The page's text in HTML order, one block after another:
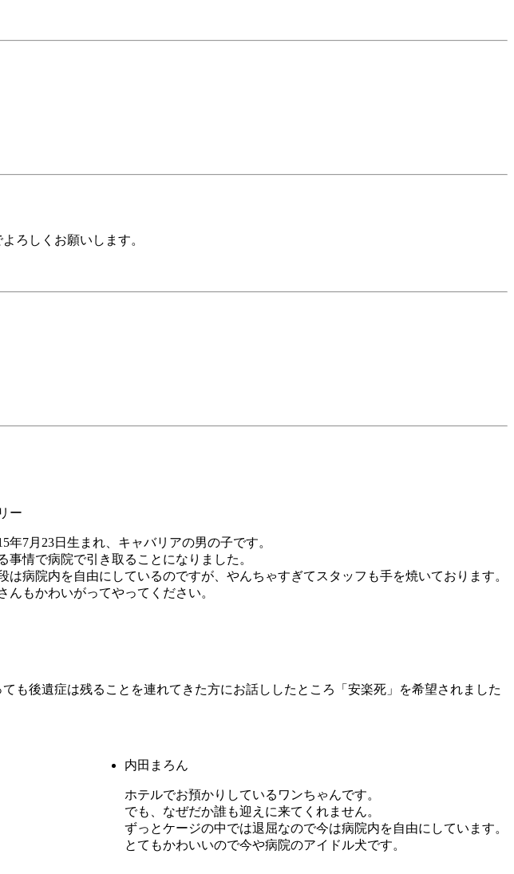
ろしくお願いします。
ー
年7月23日生まれ、キャバリアの男の子です。
事情で病院で引き取ることになりました。
は病院内を自由にしているのですが、やんちゃすぎてスタッフも手を焼いております。
んもかわいがってやってください。
も後遺症は残ることを連れてきた方にお話ししたところ「安楽死」を希望されました
内田まろん
ホテルでお預かりしているワンちゃんです。
でも、なぜだか誰も迎えに来てくれません。
ずっとケージの中では退屈なので今は病院内を自由にしています。
とてもかわいいので今や病院のアイドル犬です。